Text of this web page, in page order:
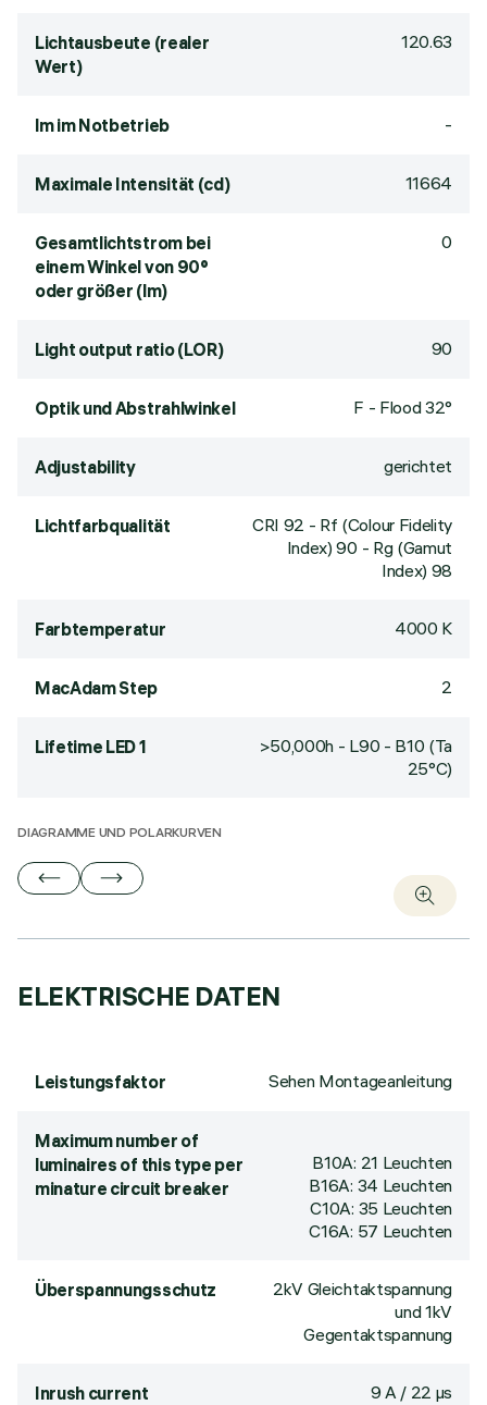
Lichtausbeute (realer
Wert)
120.63
lm im Notbetrieb -
Maximale Intensität (cd) 11664
Gesamtlichtstrom bei
einem Winkel von 90°
oder größer (lm)
0
Light output ratio (LOR) 90
Optik und Abstrahlwinkel F - Flood 32°
Adjustability gerichtet
Lichtfarbqualität CRI 92 - Rf (Colour Fidelity
Index) 90 - Rg (Gamut
Index) 98
Farbtemperatur 4000 K
MacAdam Step 2
Lifetime LED 1
>50,000h - L90 - B10 (Ta
25°C)
DIAGRAMME UND POLARKURVEN
ELEKTRISCHE DATEN
Leistungsfaktor Sehen Montageanleitung
Maximum number of
luminaires of this type per
minature circuit breaker
B10A: 21 Leuchten
B16A: 34 Leuchten
C10A: 35 Leuchten
C16A: 57 Leuchten
Überspannungsschutz
2kV Gleichtaktspannung
und 1kV
Gegentaktspannung
Inrush current 9 A / 22 µs